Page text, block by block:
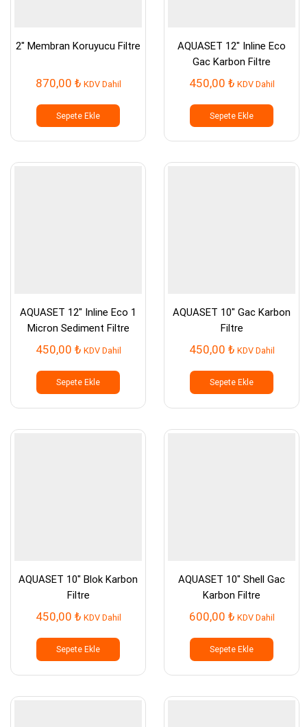
2″ Membran Koruyucu Filtre
870,00 ₺ KDV Dahil
Sepete Ekle
AQUASET 12″ Inline Eco
Gac Karbon Filtre
450,00 ₺ KDV Dahil
Sepete Ekle
AQUASET 12″ Inline Eco 1
Micron Sediment Filtre
450,00 ₺ KDV Dahil
Sepete Ekle
AQUASET 10″ Gac Karbon
Filtre
450,00 ₺ KDV Dahil
Sepete Ekle
AQUASET 10″ Blok Karbon
Filtre
450,00 ₺ KDV Dahil
Sepete Ekle
AQUASET 10″ Shell Gac
Karbon Filtre
600,00 ₺ KDV Dahil
Sepete Ekle